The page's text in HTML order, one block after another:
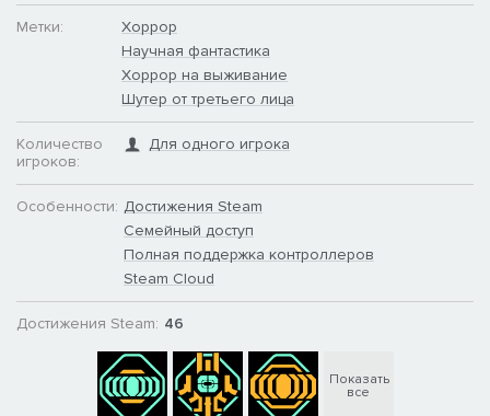
Метки:
Хоррор
Научная фантастика
Хоррор на выживание
Шутер от третьего лица
Количество
игроков:
Для одного игрока
Особенности: Достижения Steam
Семейный доступ
Полная поддержка контроллеров
Steam Cloud
Достижения Steam: 46
Показать
все